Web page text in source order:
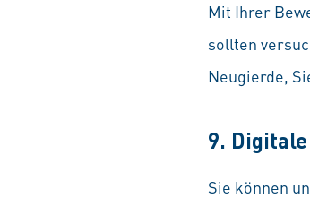
Mit Ihrer
sollten
Neugierde,
9.
Sie können